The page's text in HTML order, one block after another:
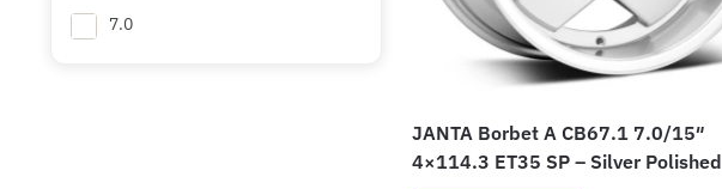
JANTA Borbet A CB67.1 7.0/15″
4×114.3 ET35 SP – Silver Polished
7.0